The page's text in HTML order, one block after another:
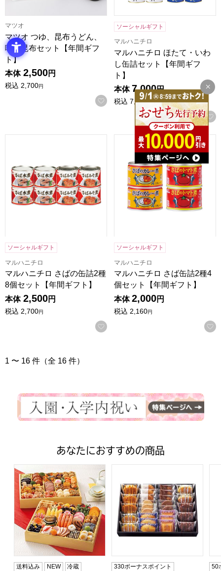
マツオ
マツオ つゆ、昆布うどん、
味付昆布セット【年間ギフ
ト】
本体 2,500円
税込 2,700円
お気に入りに登録する
ソーシャルギフト
マルハニチロ
マルハニチロ ほたて・いわ
し缶詰セット【年間ギフ
ト】
本体 7,000円
税込 7,560円
マルハニチロ さばの缶詰2種8個セット【年間ギフト】
ソーシャルギフト
マルハニチロ
マルハニチロ さばの缶詰2種
8個セット【年間ギフト】
本体 2,500円
税込 2,700円
お気に入りに登録する
マルハニチロ さば缶詰2種4
ソーシャルギフト
マルハニチロ
マルハニチロ さば缶詰2種4
個セット【年間ギフト】
本体 2,000円
税込 2,160円
1 〜 16 件（全 16 件）
あなたにおすすめの商品
トップバリュ 和洋中特大二段重「饗宴」(きょうえん)【4
送料込み NEW 冷蔵 330ボーナスポイント 50